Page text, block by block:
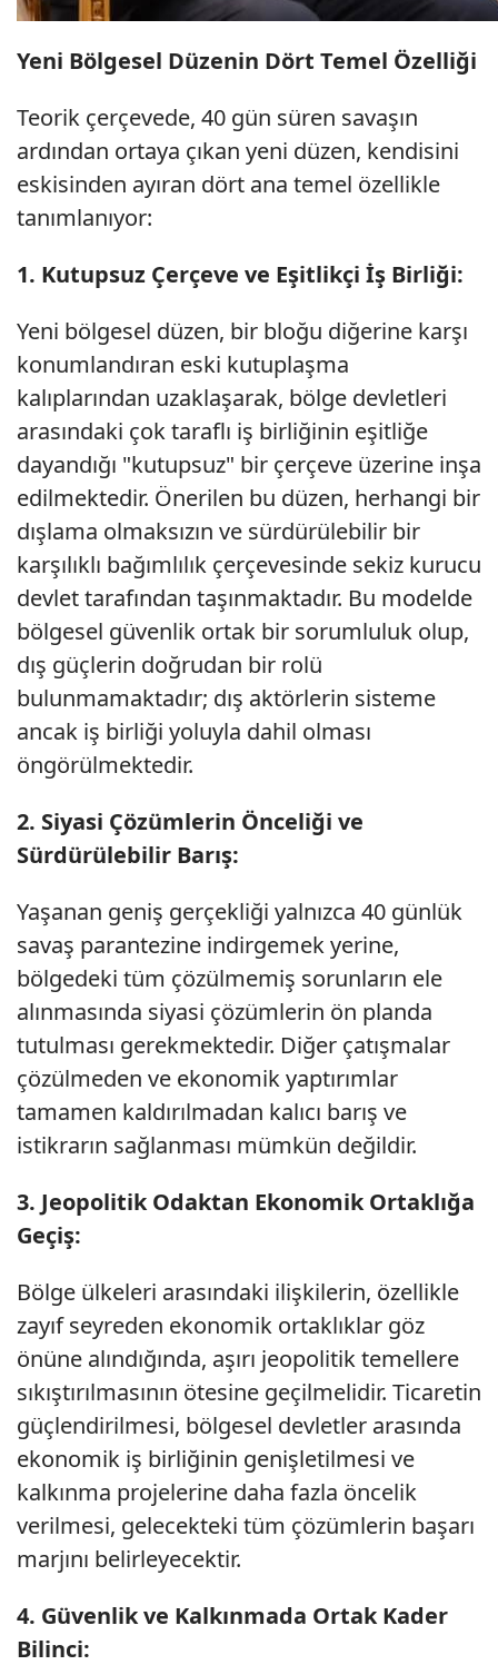
Yeni Bölgesel Düzenin Dört Temel Özelliği
Teorik çerçevede, 40 gün süren savaşın
ardından ortaya çıkan yeni düzen, kendisini
eskisinden ayıran dört ana temel özellikle
tanımlanıyor:
1. Kutupsuz Çerçeve ve Eşitlikçi İş Birliği:
Yeni bölgesel düzen, bir bloğu diğerine karşı
konumlandıran eski kutuplaşma
kalıplarından uzaklaşarak, bölge devletleri
arasındaki çok taraflı iş birliğinin eşitliğe
dayandığı "kutupsuz" bir çerçeve üzerine inşa
edilmektedir. Önerilen bu düzen, herhangi bir
dışlama olmaksızın ve sürdürülebilir bir
karşılıklı bağımlılık çerçevesinde sekiz kurucu
devlet tarafından taşınmaktadır. Bu modelde
bölgesel güvenlik ortak bir sorumluluk olup,
dış güçlerin doğrudan bir rolü
bulunmamaktadır; dış aktörlerin sisteme
ancak iş birliği yoluyla dahil olması
öngörülmektedir.
2. Siyasi Çözümlerin Önceliği ve
Sürdürülebilir Barış:
Yaşanan geniş gerçekliği yalnızca 40 günlük
savaş parantezine indirgemek yerine,
bölgedeki tüm çözülmemiş sorunların ele
alınmasında siyasi çözümlerin ön planda
tutulması gerekmektedir. Diğer çatışmalar
çözülmeden ve ekonomik yaptırımlar
tamamen kaldırılmadan kalıcı barış ve
istikrarın sağlanması mümkün değildir.
3. Jeopolitik Odaktan Ekonomik Ortaklığa
Geçiş:
Bölge ülkeleri arasındaki ilişkilerin, özellikle
zayıf seyreden ekonomik ortaklıklar göz
önüne alındığında, aşırı jeopolitik temellere
sıkıştırılmasının ötesine geçilmelidir. Ticaretin
güçlendirilmesi, bölgesel devletler arasında
ekonomik iş birliğinin genişletilmesi ve
kalkınma projelerine daha fazla öncelik
verilmesi, gelecekteki tüm çözümlerin başarı
marjını belirleyecektir.
4. Güvenlik ve Kalkınmada Ortak Kader
Bilinci: